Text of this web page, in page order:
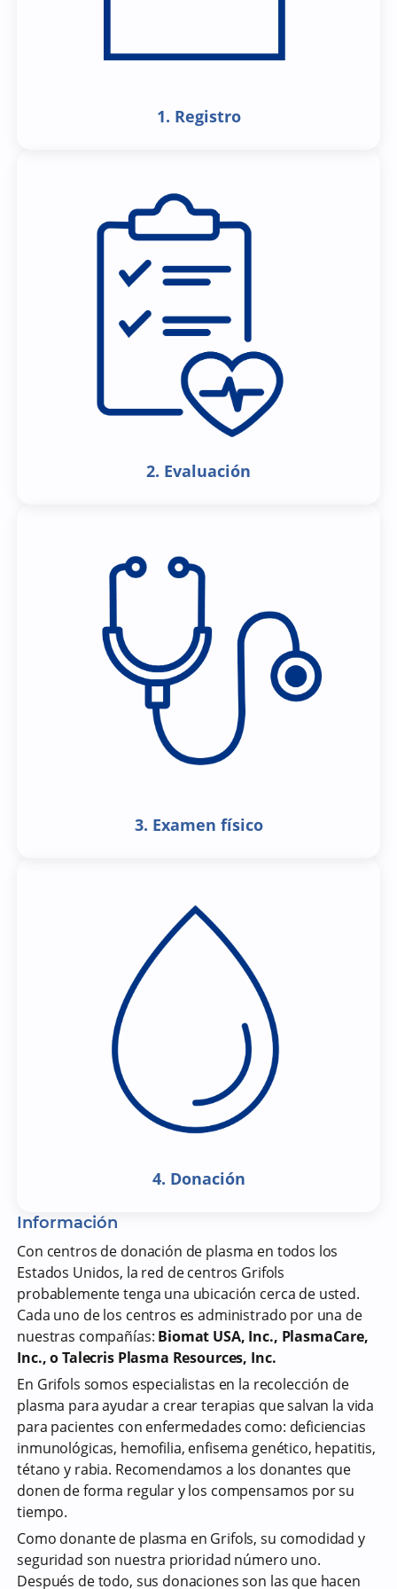
1. Registro
2. Evaluación
3. Examen físico
4. Donación
Información
Con centros de donación de plasma en todos los
Estados Unidos, la red de centros Grifols
probablemente tenga una ubicación cerca de usted.
Cada uno de los centros es administrado por una de
nuestras compañías: Biomat USA, Inc., PlasmaCare,
Inc., o Talecris Plasma Resources, Inc.
En Grifols somos especialistas en la recolección de
plasma para ayudar a crear terapias que salvan la vida
para pacientes con enfermedades como: deficiencias
inmunológicas, hemofilia, enfisema genético, hepatitis,
tétano y rabia. Recomendamos a los donantes que
donen de forma regular y los compensamos por su
tiempo.
Como donante de plasma en Grifols, su comodidad y
seguridad son nuestra prioridad número uno.
Después de todo, sus donaciones son las que hacen